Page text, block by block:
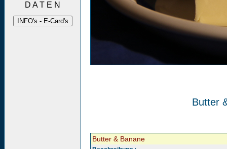
D A T E N
Butter
Butter & Banane